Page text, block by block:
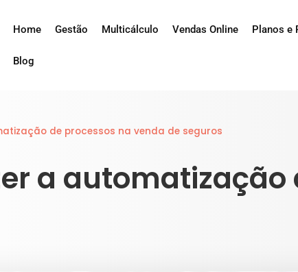
Home Gestão Multicálculo Vendas Online Planos e
Blog
de processos na venda de seguros
a automatização